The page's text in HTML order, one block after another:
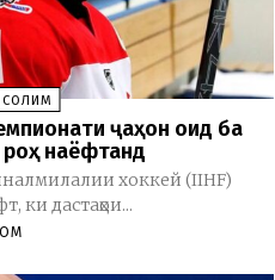
СОЛИМ
ҷаҳон оид ба
наёфтанд
хоккей (IIHF)
ки дастаҳои...